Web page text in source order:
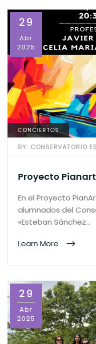
29
Abr
2025
CONCIERTOS
BY: CONSERVATORIO
Proyecto
En el Proyecto
alumnados del
«Esteban Sánchez…
Learn More
29
Abr
2025